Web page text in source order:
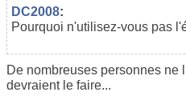
DC2008:
Pourquoi n'utilisez-vous pas
De nombreuses personnes ne
devraient le faire...